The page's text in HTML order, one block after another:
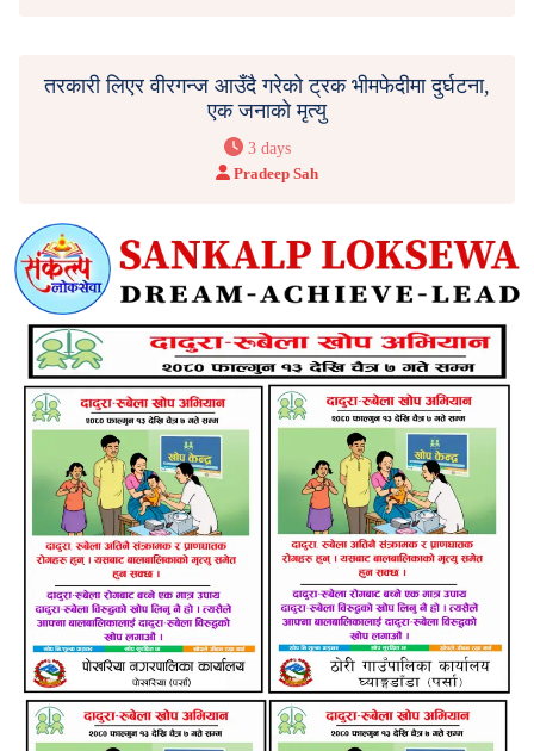
तरकारी लिएर वीरगन्ज आउँदै गरेको ट्रक भीमफेदीमा दुर्घटना,
एक जनाको मृत्यु
3 days
Pradeep Sah